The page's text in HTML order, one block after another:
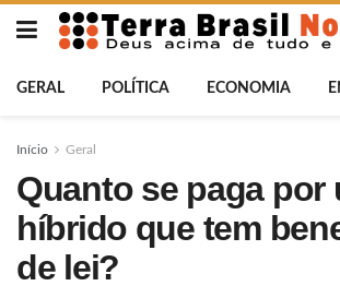
GERAL POLÍTICA ECONOMIA
Início Geral
Quanto se paga por
híbrido que tem
de lei?